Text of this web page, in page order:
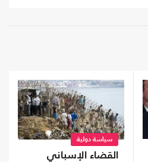
سياسة دولية
القضاء الإسباني